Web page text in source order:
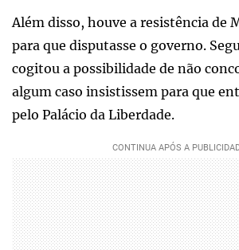
Além disso, houve a resistência de
para que disputasse o governo.
cogitou a possibilidade de não
algum caso insistissem para que
pelo Palácio da Liberdade.